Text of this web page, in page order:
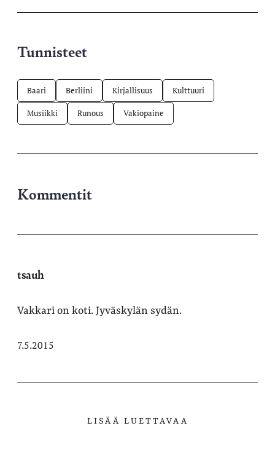
Tunnisteet
Baari Berliini Kirjallisuus Kulttuuri
Musiikki Runous Vakiopaine
Kommentit
tsauh
Vakkari on koti. Jyväskylän sydän.
7.5.2015
LISÄÄ LUETTAVAA